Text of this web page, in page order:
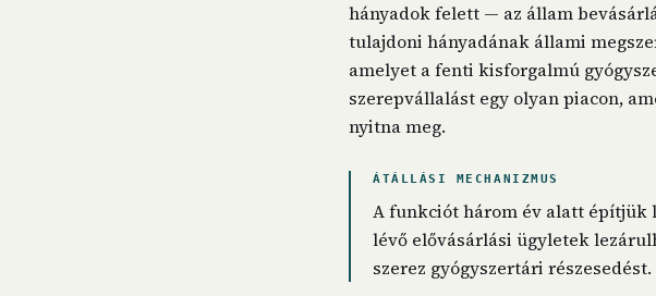
hányadok felett — az állam
tulajdoni hányadának állami
amelyet a fenti kisforgalmú
szerepvállalást egy olyan piacon,
nyitna meg.
ÁTÁLLÁSI MECHANIZMUS
A funkciót három év alatt építjük
lévő elővásárlási ügyletek
szerez gyógyszertári részesedést.